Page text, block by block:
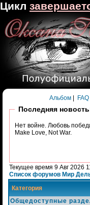
Альбом FAQ
Последняя
Нет войне. Любовь
Make Love, Not War.
Текущее время 9 Авг 2026
Список форумов Мир
Категория
Общедоступные
Цикл